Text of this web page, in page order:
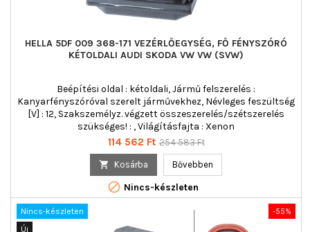
HELLA 5DF 009 368-171 VEZÉRLŐEGYSÉG, FŐ FÉNYSZÓRÓ
KÉTOLDALI AUDI SKODA VW VW (SVW)
Beépítési oldal : kétoldali, Jármű felszerelés :
Kanyarfényszóróval szerelt járművekhez, Névleges feszültség
[V] : 12, Szakszemélyz. végzett összeszerelés/szétszerelés
szükséges! : , Világításfajta : Xenon
Ár
114 562 Ft Normál
254 583 Ft
 Kosárba Bővebben
 Nincs-készleten
-55%
Nincs-készleten
Új